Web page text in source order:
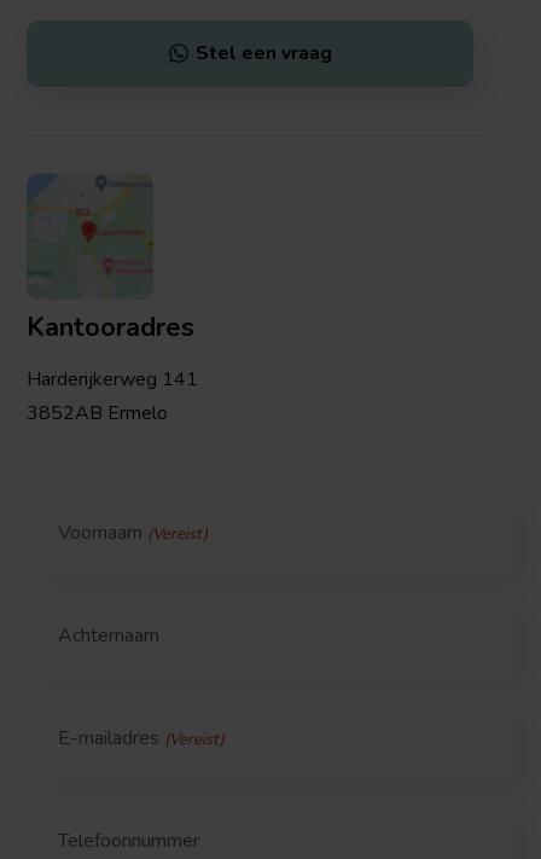
Stel een vraag
Kantooradres
Harderijkerweg 141
3852AB Ermelo
Voornaam (Vereist)
Achternaam
E-mailadres (Vereist)
Telefoonnummer